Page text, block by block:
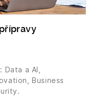
a AI,
Business